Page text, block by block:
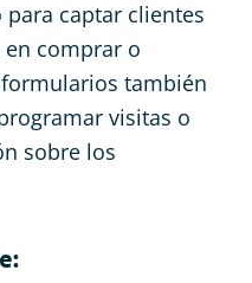
captar clientes
comprar o
también
visitas o
sobre los